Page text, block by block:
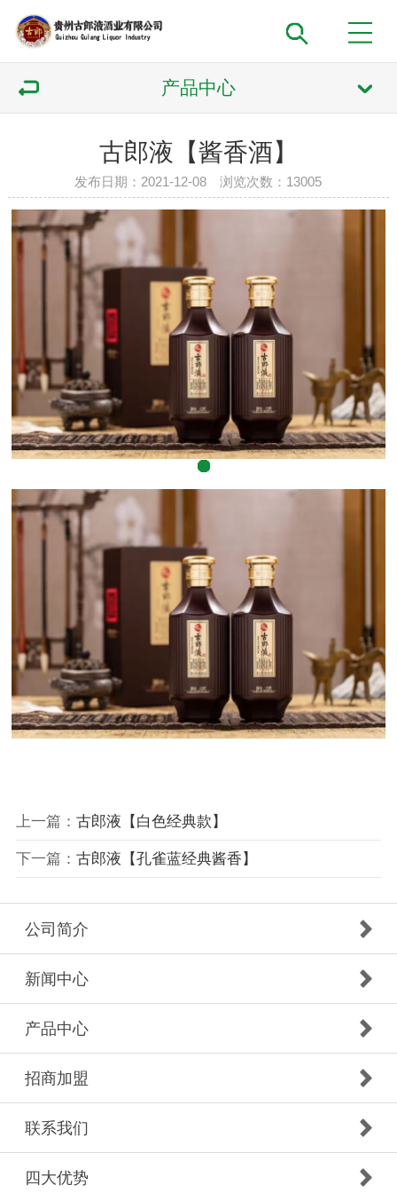
产品中心
古郎液【酱香酒】
发布日期：2021-12-08 浏览次数： 13005
上一篇： 古郎液【白色经典款】
下一篇： 古郎液【孔雀蓝经典酱香】
公司简介
新闻中心
产品中心
招商加盟
联系我们
四大优势